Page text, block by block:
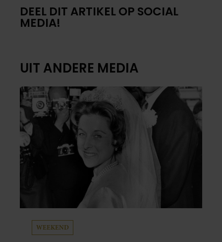
DEEL DIT ARTIKEL OP SOCIAL
MEDIA!
UIT ANDERE MEDIA
WEEKEND